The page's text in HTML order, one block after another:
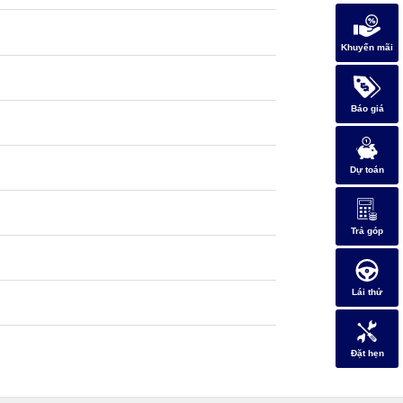
Khuyến mãi
Báo giá
Dự toán
Trả góp
Lái thử
Đặt hẹn